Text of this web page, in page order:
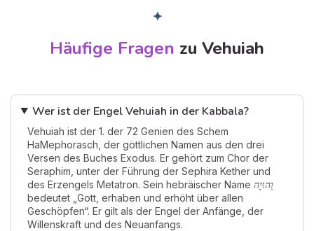
✦
Häufige Fragen zu Vehuiah
Wer ist der Engel Vehuiah in der Kabbala?
Vehuiah ist der 1. der 72 Genien des Schem
HaMephorasch, der göttlichen Namen aus den drei
Versen des Buches Exodus. Er gehört zum Chor der
Seraphim, unter der Führung der Sephira Kether und
des Erzengels Metatron. Sein hebräischer Name וֵהוּיָה
bedeutet „Gott, erhaben und erhöht über allen
Geschöpfen“. Er gilt als der Engel der Anfänge, der
Willenskraft und des Neuanfangs.